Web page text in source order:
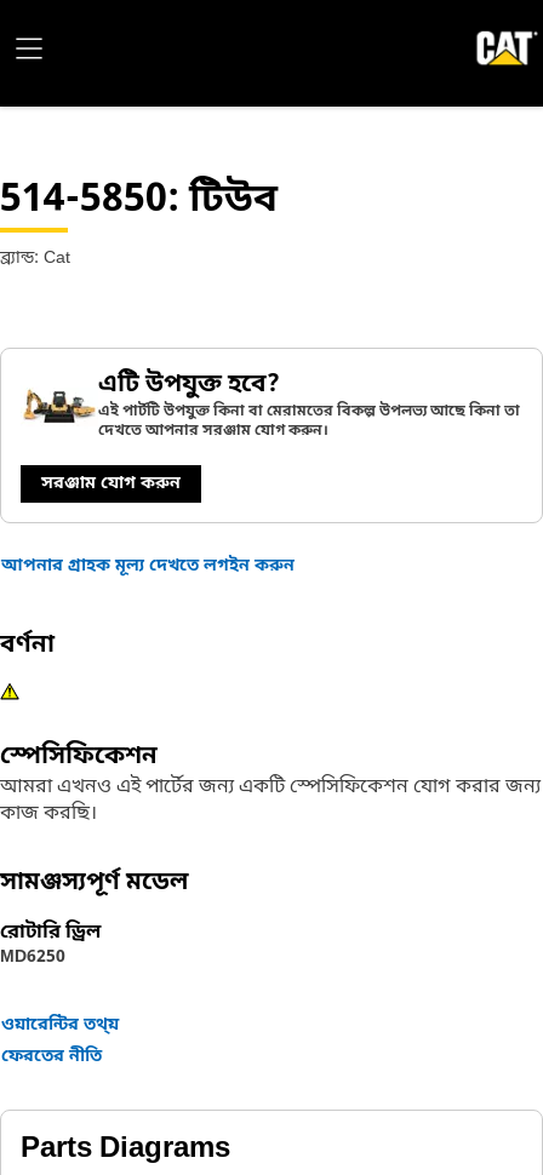
514-5850: টিউব
ব্র্যান্ড: Cat
এটি উপযুক্ত হবে?
এই পার্টটি উপযুক্ত কিনা বা মেরামতের বিকল্প উপলভ্য আছে কিনা তা
দেখতে আপনার সরঞ্জাম যোগ করুন।
সরঞ্জাম যোগ করুন
আপনার গ্রাহক মূল্য দেখতে লগইন করুন
বর্ণনা
স্পেসিফিকেশন
আমরা এখনও এই পার্টের জন্য একটি স্পেসিফিকেশন যোগ করার জন্য
কাজ করছি।
সামঞ্জস্যপূর্ণ মডেল
রোটারি ড্রিল
MD6250
ওয়ারেন্টির তথ্য়
ফেরতের নীতি
Parts Diagrams